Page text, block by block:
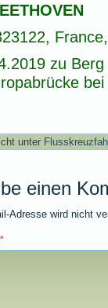
zu
unter
einen
Adresse wird nicht
*